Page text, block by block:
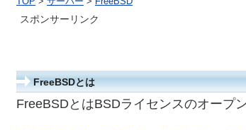
FreeBSDとは
FreeBSDとはBSDライセンスのオープ
スポンサーリンク